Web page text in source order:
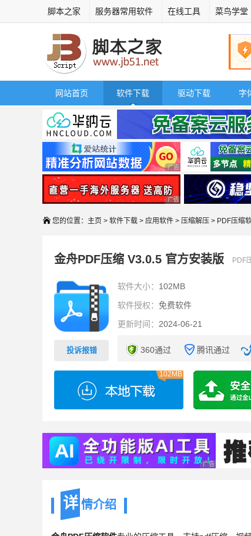
脚本之家 服务器常用软件 在线工具 菜鸟学堂
网站首页 软件下载 驱动下载 字
广告 商业广告，理性选择
广告 商业广告，理性选择
您的位置： 主页 > 软件下载 > 应用软件 > 压缩解压 > PDF压缩
金舟PDF压缩 V3.0.5 官方安装版 PDF
投诉报错
软件大小： 102MB
软件授权： 免费软件
更新时间： 2024-06-21
360通过 腾讯通过
102MB
广告 商业广告，
详 情介绍